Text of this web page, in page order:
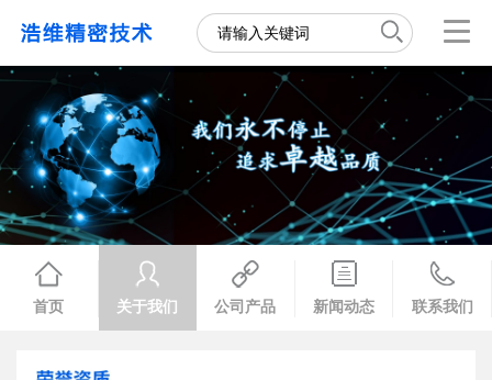
首页 关于我们 公司产品 新闻动态 联系我们